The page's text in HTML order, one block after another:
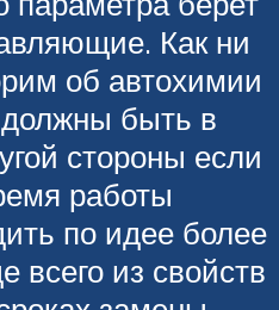
Как ни
об автохимии
быть в
стороны если
работы
по идее более
всего из свойств